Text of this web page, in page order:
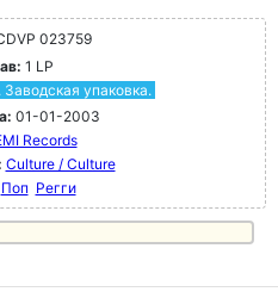
023759
1 LP
Заводская упаковка.
01-01-2003
Records
Culture / Culture
Поп Регги